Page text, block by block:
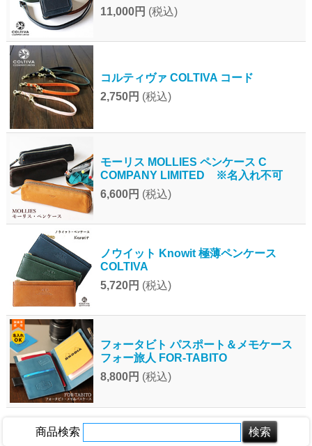
11,000円 (税込)
コルティヴァ COLTIVA コード
2,750円 (税込)
モーリス MOLLIES ペンケース C
COMPANY LIMITED ※名入れ不可
6,600円 (税込)
ノウイット Knowit 極薄ペンケース
COLTIVA
5,720円 (税込)
フォータビト パスポート＆メモケース
フォー旅人 FOR-TABITO
8,800円 (税込)
商品検索